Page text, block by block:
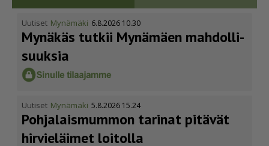
Uutiset Mynämäki 6.8.2026 10.30
Mynäkäs tutkii Mynämäen mahdol­li­
suuksia
Uutiset Mynämäki 5.8.2026 15.24
Pohja­lais­mummon tarinat pitävät
hirvieläimet loitolla